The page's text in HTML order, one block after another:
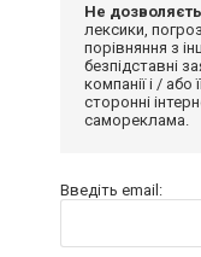
Не
лексики,
порівняння з
безпідставні
компанії і /
сторонні
самореклама.
Введіть email: